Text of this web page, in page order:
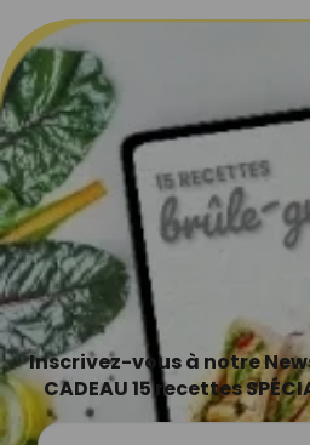
Inscrivez-vous à notre
CADEAU 15 recettes